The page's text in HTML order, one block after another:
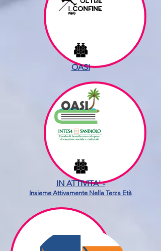
OASI
IN ATTIVITA' -
Insieme Attivamente Nella Terza Età